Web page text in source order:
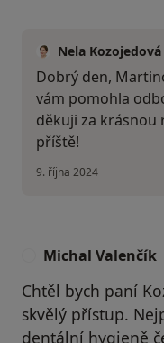
Nela Kozojedová
Dobrý den,
vám pomohla
děkuji za krásnou
příště!
9. října 2024
Michal Valenčík
Chtěl bych paní
skvělý přístup.
dentální hygieně